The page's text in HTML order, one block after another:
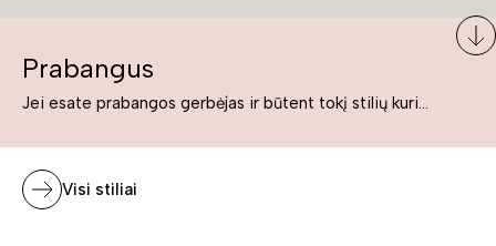
Prabangus
Jei esate prabangos gerbėjas ir būtent tokį stilių kuriate savo namuose ar biure, tuomet solidūs, prabangūs baldai nepriekaištingai įsilies į Jūsų kuriamą interjerą.
Visi stiliai